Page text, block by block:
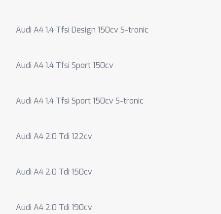
Audi A4 1.4 Tfsi Design 150cv S-tronic
Audi A4 1.4 Tfsi Sport 150cv
Audi A4 1.4 Tfsi Sport 150cv S-tronic
Audi A4 2.0 Tdi 122cv
Audi A4 2.0 Tdi 150cv
Audi A4 2.0 Tdi 190cv